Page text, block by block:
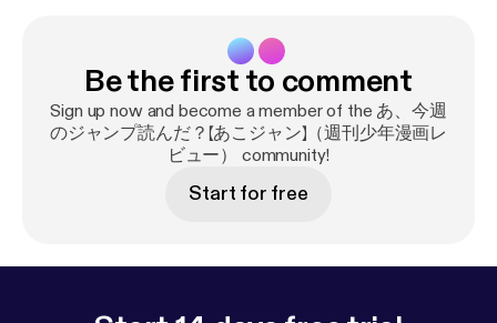
うお願いいたします。お手間をおかけしてしまい
申し訳ございません。 今後とも引き続き、「あ、今
週のジャンプ読んだ？」をよろしくお願いいたしま
す。このブラウザでは再生できません。 再生でき
ない場合、ダウンロードは🎵こちら [
eesaa.jp/pages/tools/download/index?d=68f60e9
Be the first to comment
Sign up now and become a member of the あ、今週
のジャンプ読んだ？【あこジャン】（週刊少年漫画レ
ビュー） community!
Start for free